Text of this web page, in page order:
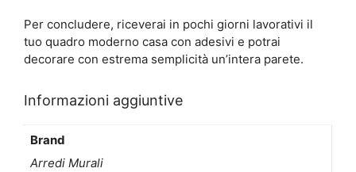
Per concludere, riceverai in pochi giorni lavorativi il
tuo quadro moderno casa con adesivi e potrai
decorare con estrema semplicità un’intera parete.
Informazioni aggiuntive
Brand
Arredi Murali